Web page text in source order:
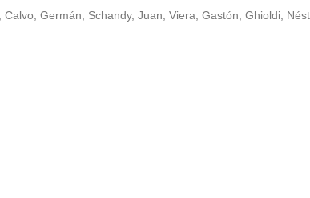
Calvo, Germán; Schandy, Juan; Viera, Gastón; Ghioldi,